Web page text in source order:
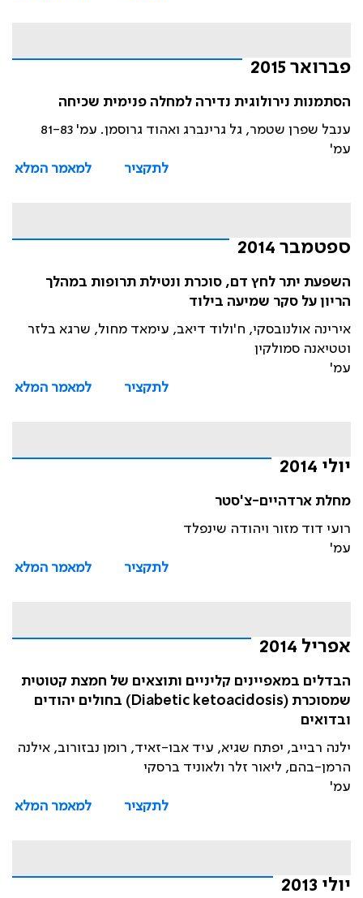
פברואר 2015
הסתמנות נירולוגית נדירה למחלה פנימית שכיחה
ענבל שפרן שטמר, גל גרינברג ואהוד גרוסמן. עמ' 81-83
עמ'
לתקציר
למאמר המלא
ספטמבר 2014
השפעת יתר לחץ דם, סוכרת ונטילת תרופות במהלך
הריון על סקר שמיעה בילוד
אירינה אולנובסקי, ח'ולוד דיאב, עימאד מחול, שרגא בלזר
וטטיאנה סמולקין
עמ'
לתקציר
למאמר המלא
יולי 2014
מחלת ארדהיים-צ'סטר
רועי דוד מזור ויהודה שינפלד
עמ'
לתקציר
למאמר המלא
אפריל 2014
הבדלים במאפיינים קליניים ותוצאים של חמצת קטוטית
שמסוכרת (Diabetic ketoacidosis) בחולים יהודים
ובדואים
ילנה רבייב, יפתח שגיא, עיד אבו-זאיד, רומן נבזורוב, אילנה
הרמן-בהם, ליאור זלר ולאוניד ברסקי
עמ'
לתקציר
למאמר המלא
יולי 2013